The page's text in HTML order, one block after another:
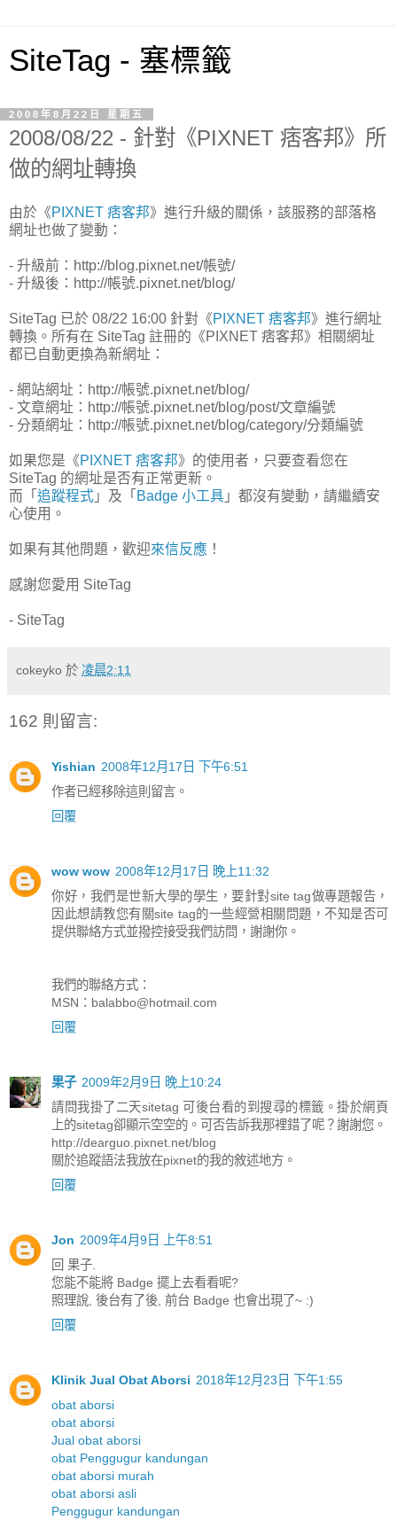
SiteTag - 塞標籤
2008年8月22日 星期五
2008/08/22 - 針對《PIXNET 痞客邦》所
做的網址轉換
由於《PIXNET 痞客邦》進行升級的關係，該服務的部落格
網址也做了變動：
- 升級前：http://blog.pixnet.net/帳號/
- 升級後：http://帳號.pixnet.net/blog/
SiteTag 已於 08/22 16:00 針對《PIXNET 痞客邦》進行網址
轉換。所有在 SiteTag 註冊的《PIXNET 痞客邦》相關網址
都已自動更換為新網址：
- 網站網址：http://帳號.pixnet.net/blog/
- 文章網址：http://帳號.pixnet.net/blog/post/文章編號
- 分類網址：http://帳號.pixnet.net/blog/category/分類編號
如果您是《PIXNET 痞客邦》的使用者，只要查看您在
SiteTag 的網址是否有正常更新。
而「 追蹤程式 」及「 Badge 小工具 」都沒有變動，請繼續安
心使用。
如果有其他問題，歡迎來信反應 ！
感謝您愛用 SiteTag
- SiteTag
cokeyko 於 凌晨2:11
162 則留言:
Yishian 2008年12月17日 下午6:51
作者已經移除這則留言。
回覆
wow wow 2008年12月17日 晚上11:32
你好，我們是世新大學的學生，要針對site tag做專題報告，
因此想請教您有關site tag的一些經營相關問題，不知是否可
提供聯絡方式並撥控接受我們訪問，謝謝你。
我們的聯絡方式：
MSN： balabbo@hotmail.com
回覆
果子 2009年2月9日 晚上10:24
請問我掛了二天sitetag 可後台看的到搜尋的標籤。掛於網頁
上的sitetag卻顯示空空的。可否告訴我那裡錯了呢？謝謝您。
http://dearguo.pixnet.net/blog
關於追蹤語法我放在pixnet的我的敘述地方。
回覆
Jon 2009年4月9日 上午8:51
回 果子.
您能不能將 Badge 擺上去看看呢?
照理說, 後台有了後, 前台 Badge 也會出現了~ :)
回覆
Klinik Jual Obat Aborsi 2018年12月23日 下午1:55
obat aborsi
obat aborsi
Jual obat aborsi
obat Penggugur kandungan
obat aborsi murah
obat aborsi asli
Penggugur kandungan